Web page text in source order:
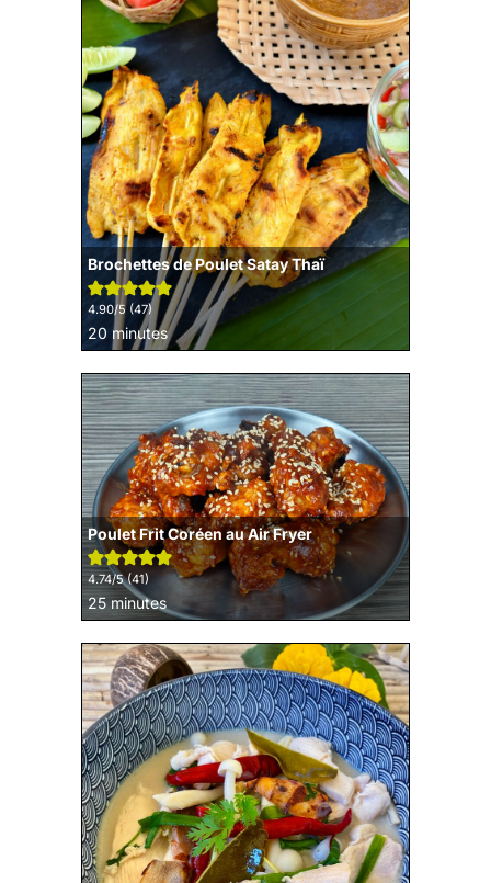
Brochettes de Poulet Satay Thaï
4.90/5 (47)
20 minutes
minutes
Poulet Frit Coréen au Air Fryer
4.74/5 (41)
25minutes
minutes